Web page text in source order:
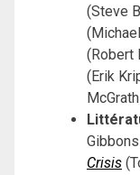
(Steve
(Robert
(Erik
Crisis